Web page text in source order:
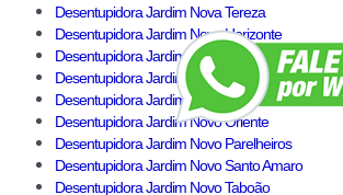
Desentupidora Jardim Nova Tereza
Desentupidora Jardim Novo Horizonte
Desentupidora Jardim Novo Jaú
Desentupidora Jardim Novo Lar
Desentupidora Jardim Novo Mundo
Desentupidora Jardim Novo Oriente
Desentupidora Jardim Novo Parelheiros
Desentupidora Jardim Novo Santo Amaro
Desentupidora Jardim Novo Taboão